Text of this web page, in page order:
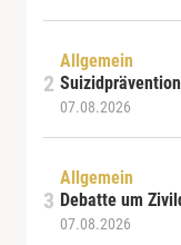
Allgemein
07.08.2026
Allgemein
Debatte um
07.08.2026